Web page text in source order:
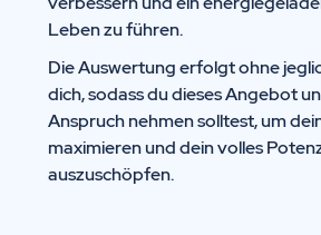
Leben zu führen.
Die Auswertung erfolgt ohne
dich, sodass du dieses Angebot
Anspruch nehmen solltest, um
maximieren und dein volles
auszuschöpfen.